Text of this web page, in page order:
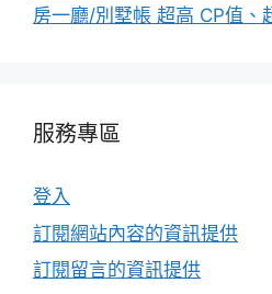
房一廳/別墅帳 超高 CP值、
服務專區
登入
訂閱網站內容的資訊提供
訂閱留言的資訊提供